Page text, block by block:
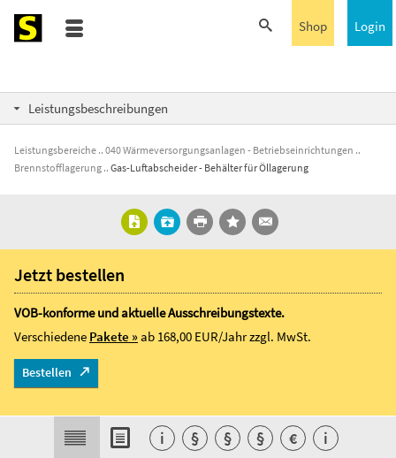
Login
Shop
Leistungsbeschreibungen
Leistungsbereiche
040 Wärmeversorgungsanlagen - Betriebseinrichtungen
Brennstofflagerung
Gas-Luftabscheider - Behälter für Öllagerung
Jetzt bestellen
VOB-konforme und aktuelle Ausschreibungstexte.
Verschiedene Pakete »ab 168,00 EUR/Jahrzzgl. MwSt.
Bestellen
i § § § € i